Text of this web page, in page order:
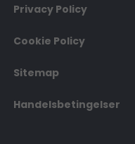
Privacy Policy
Cookie Policy
Sitemap
Handelsbetingelser